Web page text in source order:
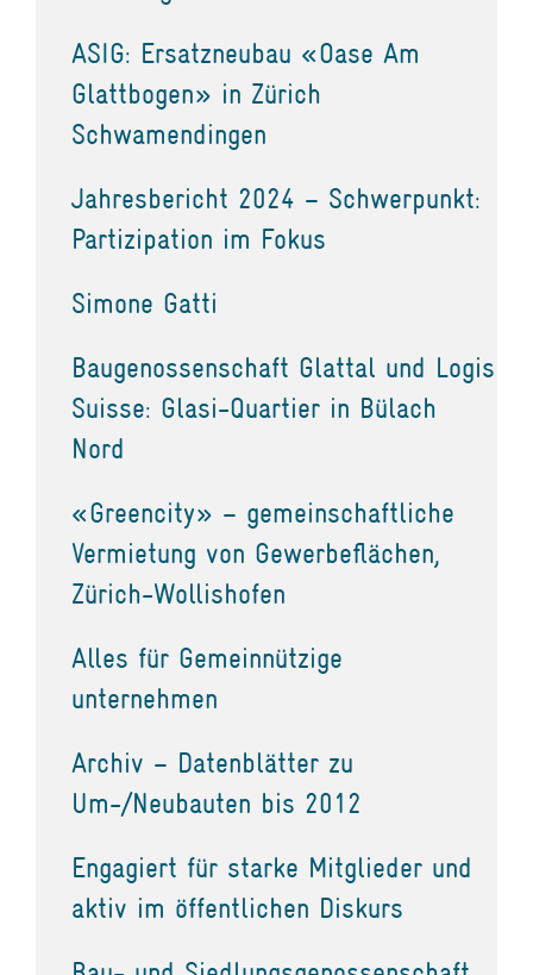
ASIG: Ersatzneubau «Oase Am
Glattbogen» in Zürich
Schwamendingen
Jahresbericht 2024 – Schwerpunkt:
Partizipation im Fokus
Simone Gatti
Baugenossenschaft Glattal und Logis
Suisse: Glasi-Quartier in Bülach
Nord
«Greencity» – gemeinschaftliche
Vermietung von Gewerbeflächen,
Zürich-Wollishofen
Alles für Gemeinnützige
unternehmen
Archiv – Datenblätter zu
Um-/Neubauten bis 2012
Engagiert für starke Mitglieder und
aktiv im öffentlichen Diskurs